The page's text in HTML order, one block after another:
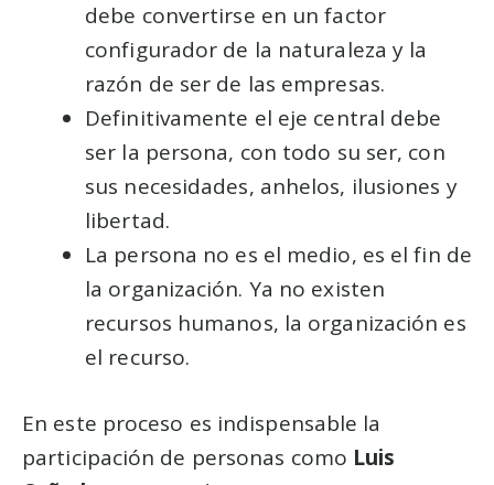
debe convertirse en un factor
configurador de la naturaleza y la
razón de ser de las empresas.
Definitivamente el eje central debe
ser la persona, con todo su ser, con
sus necesidades, anhelos, ilusiones y
libertad.
La persona no es el medio, es el fin de
la organización. Ya no existen
recursos humanos, la organización es
el recurso.
En este proceso es indispensable la
participación de personas como Luis